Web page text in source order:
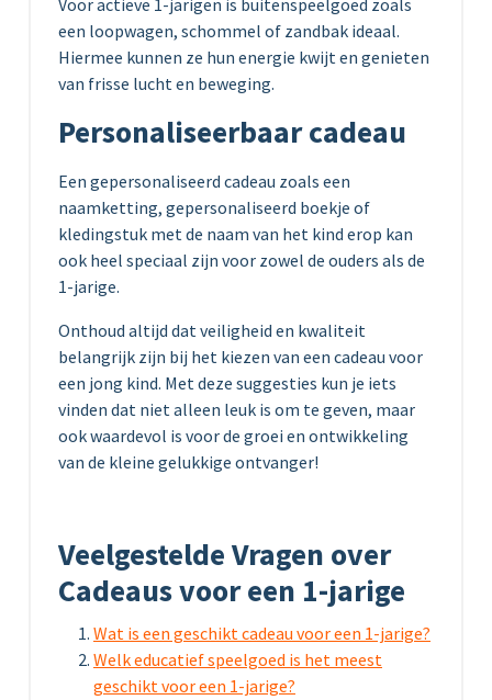
Voor actieve 1-jarigen is buitenspeelgoed zoals
een loopwagen, schommel of zandbak ideaal.
Hiermee kunnen ze hun energie kwijt en genieten
van frisse lucht en beweging.
Personaliseerbaar cadeau
Een gepersonaliseerd cadeau zoals een
naamketting, gepersonaliseerd boekje of
kledingstuk met de naam van het kind erop kan
ook heel speciaal zijn voor zowel de ouders als de
1-jarige.
Onthoud altijd dat veiligheid en kwaliteit
belangrijk zijn bij het kiezen van een cadeau voor
een jong kind. Met deze suggesties kun je iets
vinden dat niet alleen leuk is om te geven, maar
ook waardevol is voor de groei en ontwikkeling
van de kleine gelukkige ontvanger!
Veelgestelde Vragen over
Cadeaus voor een 1-jarige
Wat is een geschikt cadeau voor een 1-jarige?
Welk educatief speelgoed is het meest
geschikt voor een 1-jarige?